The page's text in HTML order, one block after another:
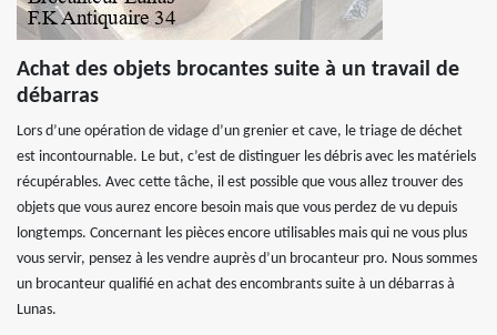
Achat des objets brocantes suite à un travail de
débarras
Lors d’une opération de vidage d’un grenier et cave, le triage de déchet
est incontournable. Le but, c’est de distinguer les débris avec les matériels
récupérables. Avec cette tâche, il est possible que vous allez trouver des
objets que vous aurez encore besoin mais que vous perdez de vu depuis
longtemps. Concernant les pièces encore utilisables mais qui ne vous plus
vous servir, pensez à les vendre auprès d’un brocanteur pro. Nous sommes
un brocanteur qualifié en achat des encombrants suite à un débarras à
Lunas.